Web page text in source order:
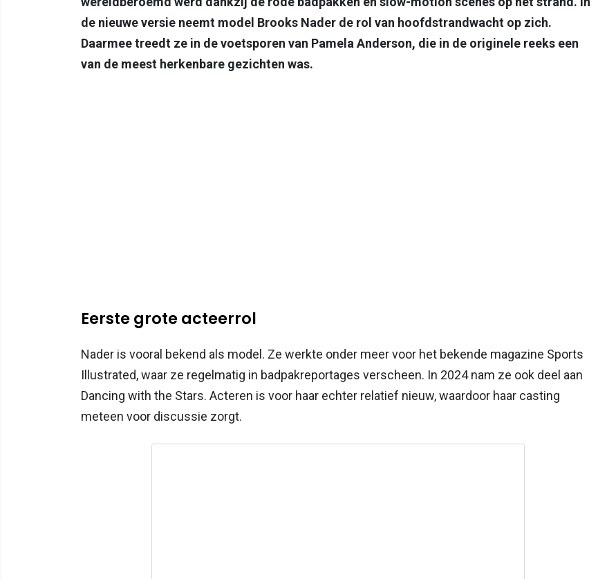
de nieuwe versie neemt model Brooks Nader de rol van hoofdstrandwacht op zich.
Daarmee treedt ze in de voetsporen van Pamela Anderson, die in de originele reeks een
van de meest herkenbare gezichten was.
Eerste grote acteerrol
Nader is vooral bekend als model. Ze werkte onder meer voor het bekende magazine Sports
Illustrated, waar ze regelmatig in badpakreportages verscheen. In 2024 nam ze ook deel aan
Dancing with the Stars. Acteren is voor haar echter relatief nieuw, waardoor haar casting
meteen voor discussie zorgt.